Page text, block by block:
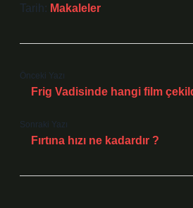
Tarih: Makaleler
Önceki Yazı
Frig Vadisinde hangi film
Sonraki Yazı
Fırtına hızı ne kadardır ?